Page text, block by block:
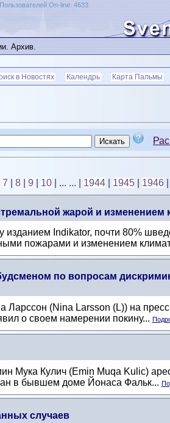
Пользователей On-line: 4633
Архив.
в Новостях Календрь Карта Пальмы
7 8 9 10 | ... ... 1944 1945 1946
жарой и изменением
Indikator, почти 80%
пожарами и изменением
по вопросам
(Nina Larsson (L)) на
о своем намерении покину...
Мука Кулич (Emin Muqa Kulic)
в бывшем доме Йонаса Фальк...
случаев